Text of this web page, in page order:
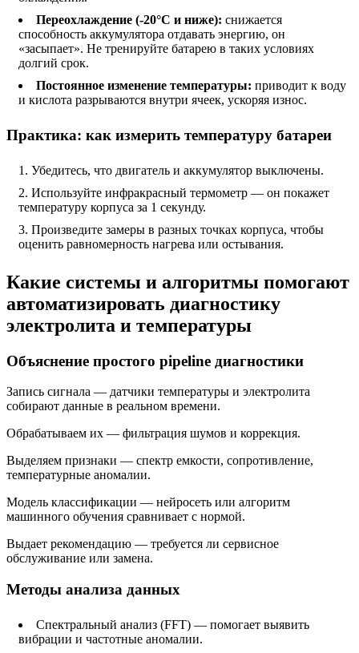
Переохлаждение (-20°C и ниже): снижается
способность аккумулятора отдавать энергию, он
«засыпает». Не тренируйте батарею в таких условиях
долгий срок.
Постоянное изменение температуры: приводит к воду
и кислота разрываются внутри ячеек, ускоряя износ.
Практика: как измерить температуру батареи
Убедитесь, что двигатель и аккумулятор выключены.
Используйте инфракрасный термометр — он покажет
температуру корпуса за 1 секунду.
Произведите замеры в разных точках корпуса, чтобы
оценить равномерность нагрева или остывания.
Какие системы и алгоритмы помогают
автоматизировать диагностику
электролита и температуры
Объяснение простого pipeline диагностики
Запись сигнала — датчики температуры и электролита
собирают данные в реальном времени.
Обрабатываем их — фильтрация шумов и коррекция.
Выделяем признаки — спектр емкости, сопротивление,
температурные аномалии.
Модель классификации — нейросеть или алгоритм
машинного обучения сравнивает с нормой.
Выдает рекомендацию — требуется ли сервисное
обслуживание или замена.
Методы анализа данных
Спектральный анализ (FFT) — помогает выявить
вибрации и частотные аномалии.